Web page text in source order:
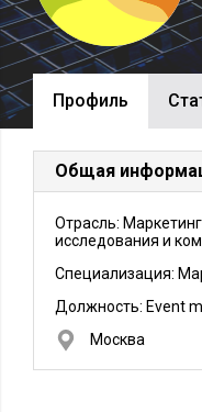
Профиль
Общая
Отрасль:
исследования и
Специализация:
Должность: Event
Москва